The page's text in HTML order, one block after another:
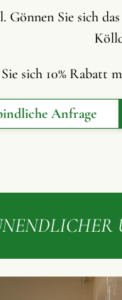
Sie sich
sich 10% Rabatt
Anfrage